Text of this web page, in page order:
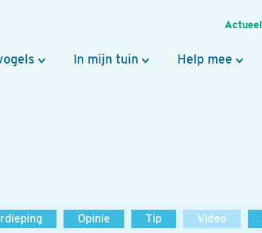
Actueel
In mijn tuin Help mee
Opinie Tip Video